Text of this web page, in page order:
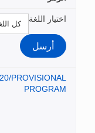
WIPO/PCT/KIN/20/